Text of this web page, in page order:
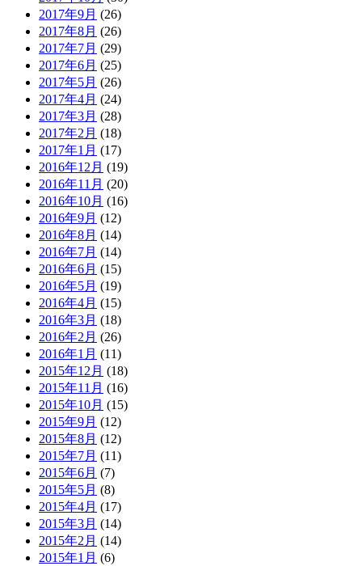
2017年9月 (26)
2017年8月 (26)
2017年7月 (29)
2017年6月 (25)
2017年5月 (26)
2017年4月 (24)
2017年3月 (28)
2017年2月 (18)
2017年1月 (17)
2016年12月 (19)
2016年11月 (20)
2016年10月 (16)
2016年9月 (12)
2016年8月 (14)
2016年7月 (14)
2016年6月 (15)
2016年5月 (19)
2016年4月 (15)
2016年3月 (18)
2016年2月 (26)
2016年1月 (11)
2015年12月 (18)
2015年11月 (16)
2015年10月 (15)
2015年9月 (12)
2015年8月 (12)
2015年7月 (11)
2015年6月 (7)
2015年5月 (8)
2015年4月 (17)
2015年3月 (14)
2015年2月 (14)
2015年1月 (6)